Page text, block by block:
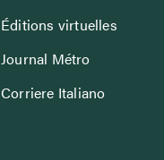
Éditions virtuelles
Journal Métro
Corriere Italiano